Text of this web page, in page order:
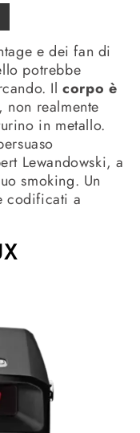
e dei fan di
potrebbe
Il corpo è
, non realmente
in metallo.
Lewandowski, a
smoking. Un
codificati a